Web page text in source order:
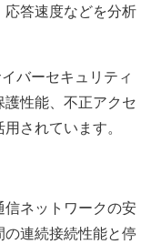
答速度などを分析
バーセキュリティ
性能、不正アクセ
されています。
信ネットワークの安
連続接続性能と停